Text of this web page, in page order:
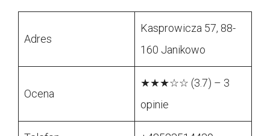
Adres
Kasprowicza 57, 88-
160 Janikowo
Ocena
★★★☆☆ (3.7) – 3
opinie